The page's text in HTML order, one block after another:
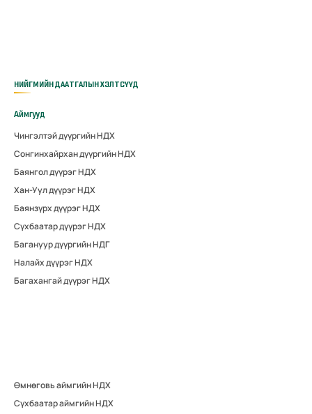
НИЙГМИЙН ДААТГАЛЫН ХЭЛТСҮҮД
Аймгууд
Чингэлтэй дүүргийн НДХ
Сонгинхайрхан дүүргийн НДХ
Баянгол дүүрэг НДХ
Хан-Уул дүүрэг НДХ
Баянзүрх дүүрэг НДХ
Сүхбаатар дүүрэг НДХ
Багануур дүүргийн НДГ
Налайх дүүрэг НДХ
Багахангай дүүрэг НДХ
Өмнөговь аймгийн НДХ
Сүхбаатар аймгийн НДХ